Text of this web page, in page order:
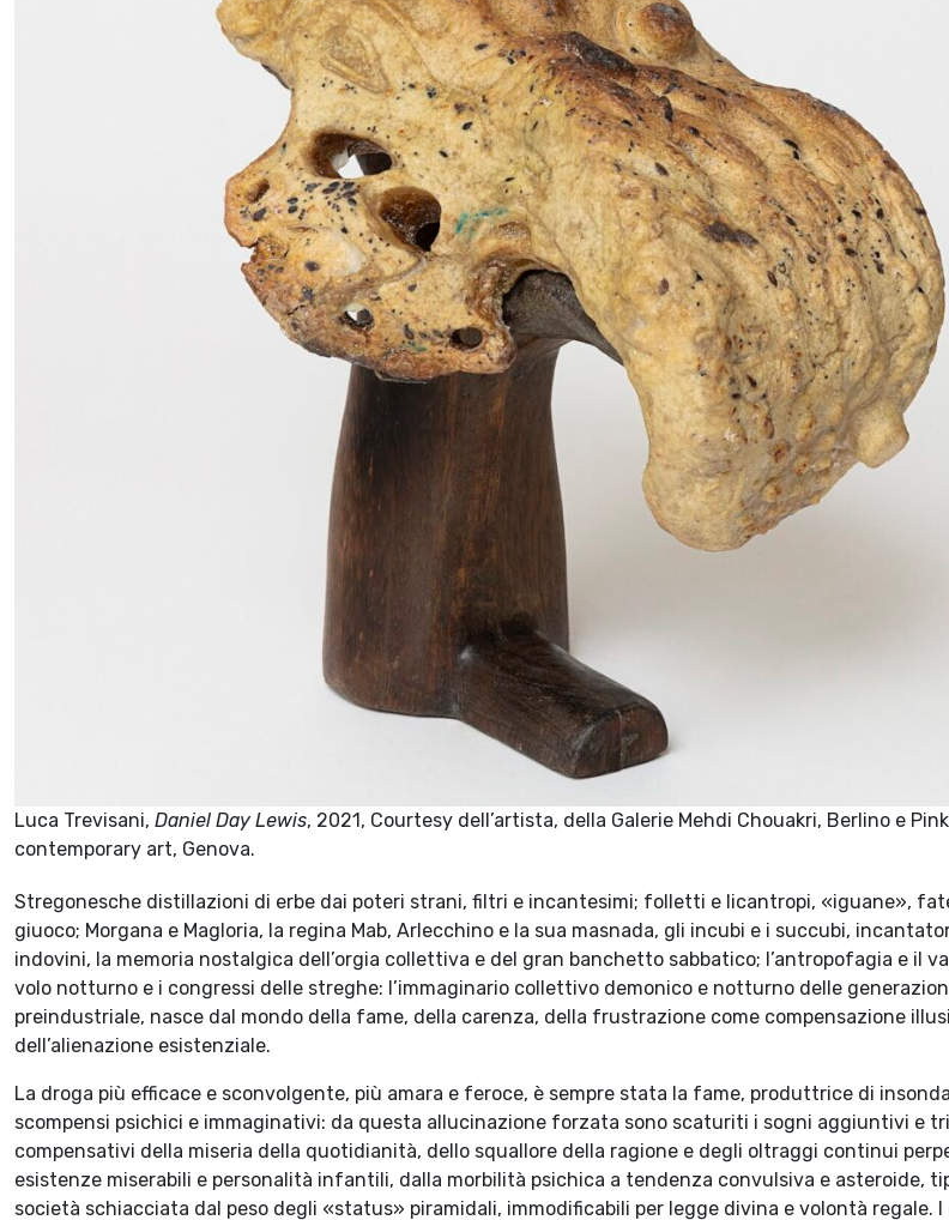
Luca Trevisani, Daniel Day Lewis, 2021, Courtesy dell’artista, della Galerie Mehdi Chouakri, Berlino e
contemporary art, Genova.
Stregonesche distillazioni di erbe dai poteri strani, filtri e incantesimi; folletti e licantropi, «iguane»,
giuoco; Morgana e Magloria, la regina Mab, Arlecchino e la sua masnada, gli incubi e i succubi,
indovini, la memoria nostalgica dell’orgia collettiva e del gran banchetto sabbatico; l’antropofagia e il
volo notturno e i congressi delle streghe: l’immaginario collettivo demonico e notturno delle
preindustriale, nasce dal mondo della fame, della carenza, della frustrazione come compensazione
dell’alienazione esistenziale.
La droga più efficace e sconvolgente, più amara e feroce, è sempre stata la fame, produttrice di
scompensi psichici e immaginativi: da questa allucinazione forzata sono scaturiti i sogni aggiuntivi e
compensativi della miseria della quotidianità, dello squallore della ragione e degli oltraggi continui
esistenze miserabili e personalità infantili, dalla morbilità psichica a tendenza convulsiva e asteroide,
società schiacciata dal peso degli «status» piramidali, immodificabili per legge divina e volontà regale. I